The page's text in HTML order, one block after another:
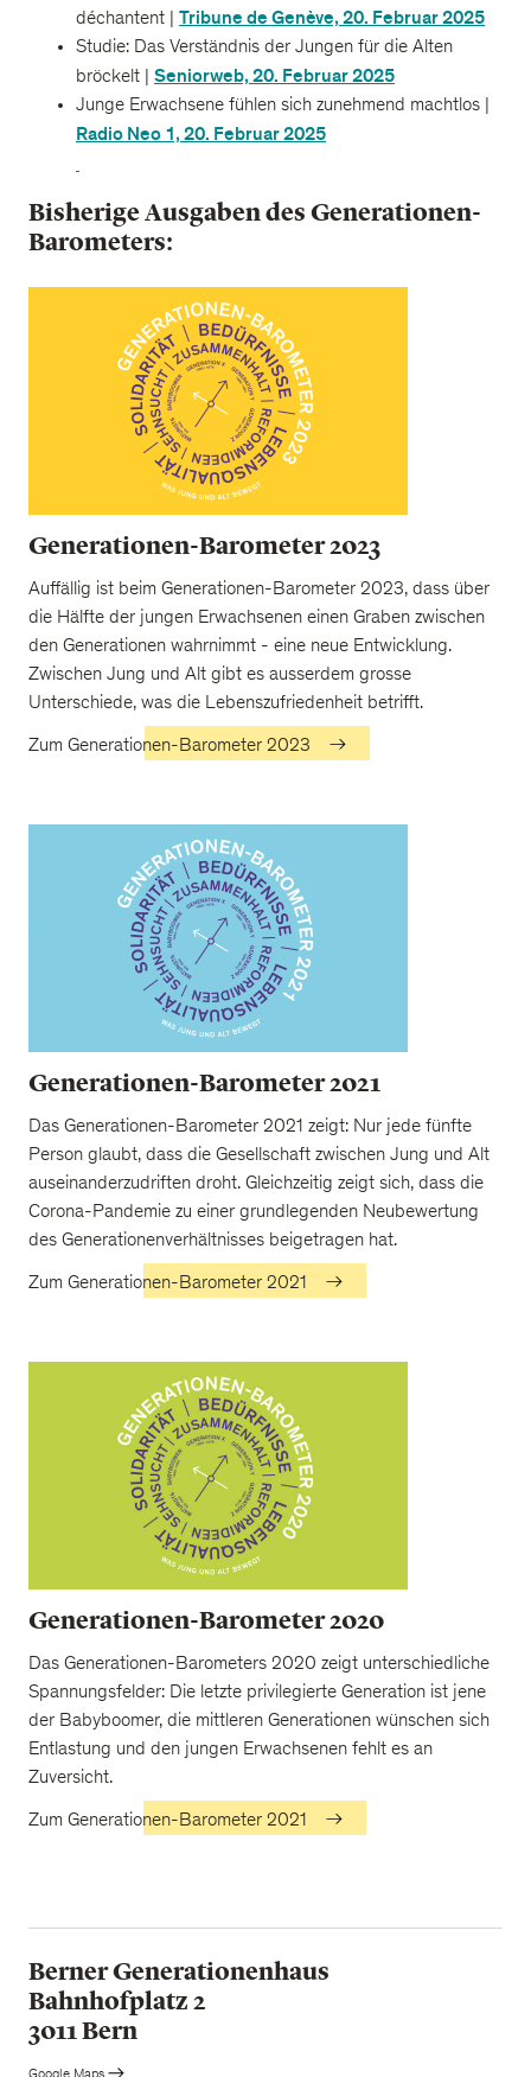
déchantent | Tribune de Genève, 20. Februar 2025
Studie: Das Verständnis der Jungen für die Alten
bröckelt | Seniorweb, 20. Februar 2025
Junge Erwachsene fühlen sich zunehmend machtlos |
Radio Neo 1, 20. Februar 2025
Bisherige Ausgaben des Generationen-
Barometers:
Generationen-Barometer 2023
Auffällig ist beim Generationen-Barometer 2023, dass über
die Hälfte der jungen Erwachsenen einen Graben zwischen
den Generationen wahrnimmt - eine neue Entwicklung.
Zwischen Jung und Alt gibt es ausserdem grosse
Unterschiede, was die Lebenszufriedenheit betrifft.
Zum Generationen-Barometer 2023
Generationen-Barometer 2021
Das Generationen-Barometer 2021 zeigt: Nur jede fünfte
Person glaubt, dass die Gesellschaft zwischen Jung und Alt
auseinanderzudriften droht. Gleichzeitig zeigt sich, dass die
Corona-Pandemie zu einer grundlegenden Neubewertung
des Generationenverhältnisses beigetragen hat.
Zum Generationen-Barometer 2021
Generationen-Barometer 2020
Das Generationen-Barometers 2020 zeigt unterschiedliche
Spannungsfelder: Die letzte privilegierte Generation ist jene
der Babyboomer, die mittleren Generationen wünschen sich
Entlastung und den jungen Erwachsenen fehlt es an
Zuversicht.
Zum Generationen-Barometer 2021
Berner Generationenhaus
Bahnhofplatz 2
3011 Bern
Google Maps